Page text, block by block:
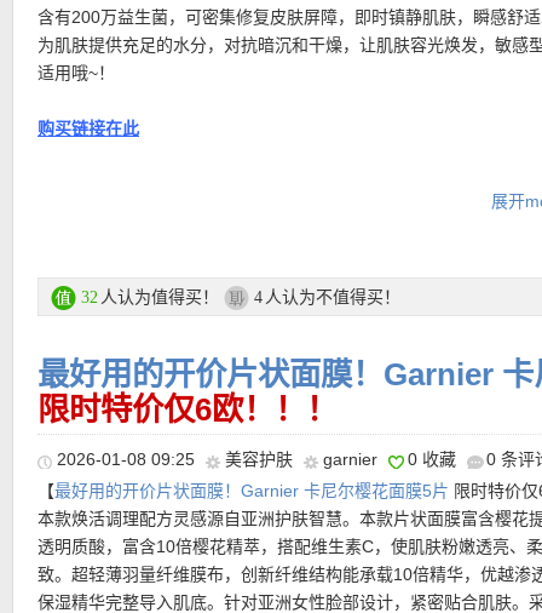
含有200万益生菌，可密集修复皮肤屏障，即时镇静肌肤，瞬感舒
为肌肤提供充足的水分，对抗暗沉和干燥，让肌肤容光焕发，敏感
适用哦~！
购买链接在此
展开
32 人认为值得买！ 4 人认为不值得买！
最好用的开价片状面膜！Garnier
限时特价仅6欧！！！
2026-01-08 09:25 美容护肤 garnier 0 收藏
0 条评
【最好用的开价片状面膜！Garnier 卡尼尔樱花面膜5片 限时特价
本款焕活调理配方灵感源自亚洲护肤智慧。本款片状面膜富含樱花
透明质酸，富含10倍樱花精萃，搭配维生素C，使肌肤粉嫩透亮、
致。超轻薄羽量纤维膜布，创新纤维结构能承载10倍精华，优越渗
保湿精华完整导入肌底。针对亚洲女性脸部设计，紧密贴合肌肤。